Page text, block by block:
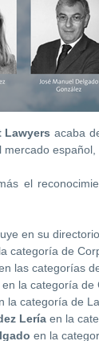
Lawyersacaba
mercado
el
en su
categoría de
las categorías
en la categoría de
la categoría de
Lería en la
en la